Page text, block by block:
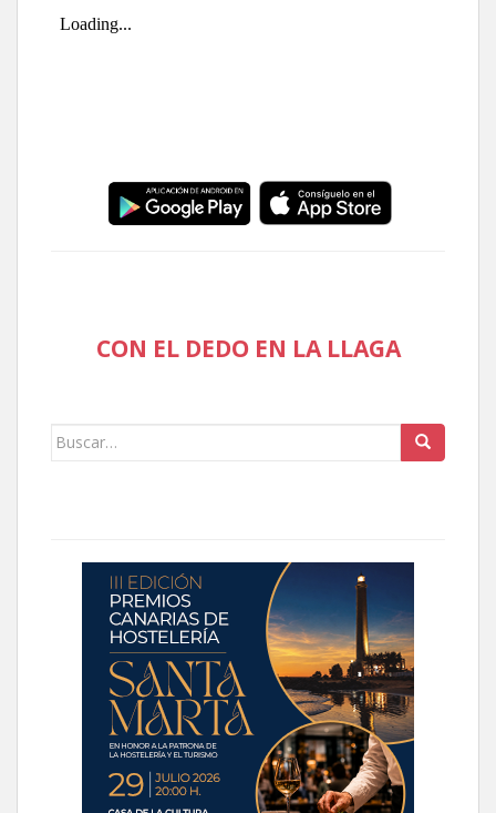
CON EL DEDO EN LA LLAGA
Buscar: